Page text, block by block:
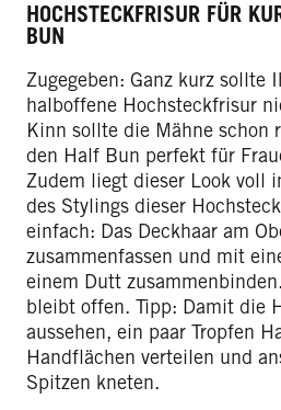
HOCHSTECKFRISUR FÜR
BUN
Zugegeben: Ganz kurz sollte
halboffene Hochsteckfrisur
Kinn sollte die Mähne schon
den Half Bun perfekt für
Zudem liegt dieser Look voll
des Stylings dieser
einfach: Das Deckhaar am
zusammenfassen und mit
einem Dutt
bleibt offen. Tipp: Damit die
aussehen, ein paar Tropfen
Handflächen verteilen und
Spitzen kneten.